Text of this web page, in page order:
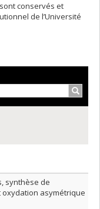
conservés et
de l’Université
synthèse de
asymétrique